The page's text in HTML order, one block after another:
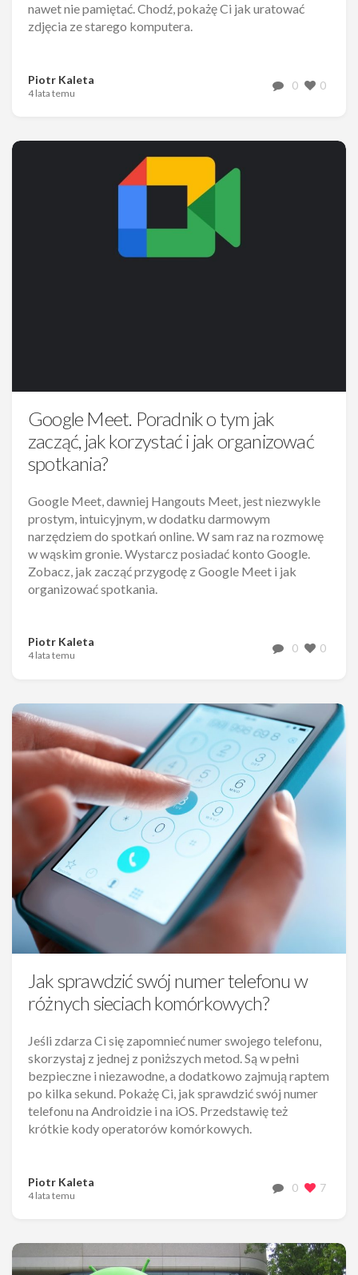
nawet nie pamiętać. Chodź, pokażę Ci jak uratować
zdjęcia ze starego komputera.
Piotr Kaleta
4 lata temu
0 0
Google Meet. Poradnik o tym jak
zacząć, jak korzystać i jak organizować
spotkania?
Google Meet, dawniej Hangouts Meet, jest niezwykle
prostym, intuicyjnym, w dodatku darmowym
narzędziem do spotkań online. W sam raz na rozmowę
w wąskim gronie. Wystarcz posiadać konto Google.
Zobacz, jak zacząć przygodę z Google Meet i jak
organizować spotkania.
Piotr Kaleta
4 lata temu
0 0
Jak sprawdzić swój numer telefonu w
różnych sieciach komórkowych?
Jeśli zdarza Ci się zapomnieć numer swojego telefonu,
skorzystaj z jednej z poniższych metod. Są w pełni
bezpieczne i niezawodne, a dodatkowo zajmują raptem
po kilka sekund. Pokażę Ci, jak sprawdzić swój numer
telefonu na Androidzie i na iOS. Przedstawię też
krótkie kody operatorów komórkowych.
Piotr Kaleta
4 lata temu
0 7